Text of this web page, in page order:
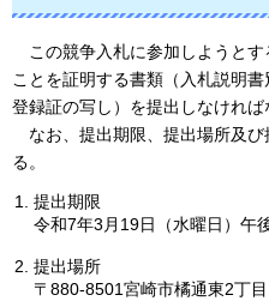
この競争入札に参加しようと
ことを証明する書類（入札説明
登録証の写し）を提出しなければ
なお、提出期限、提出場所及
る。
提出期限
令和7年3月19日（水曜日）午
提出場所
〒880-8501宮崎市橘通東2丁